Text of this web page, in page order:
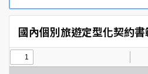
國內個別旅遊定型化契約